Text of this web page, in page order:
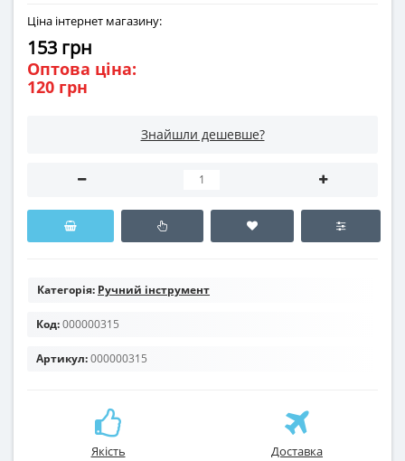
Ціна інтернет магазину:
153 грн
Оптова ціна:
120 грн
Знайшли дешевше?
Категорія: Ручний інструмент
Код:000000315
Артикул:000000315
Якість Доставка